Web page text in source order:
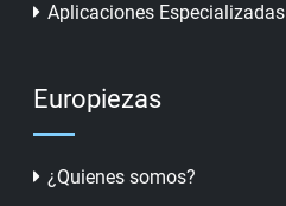
Aplicaciones Especializadas
Europiezas
¿Quienes somos?